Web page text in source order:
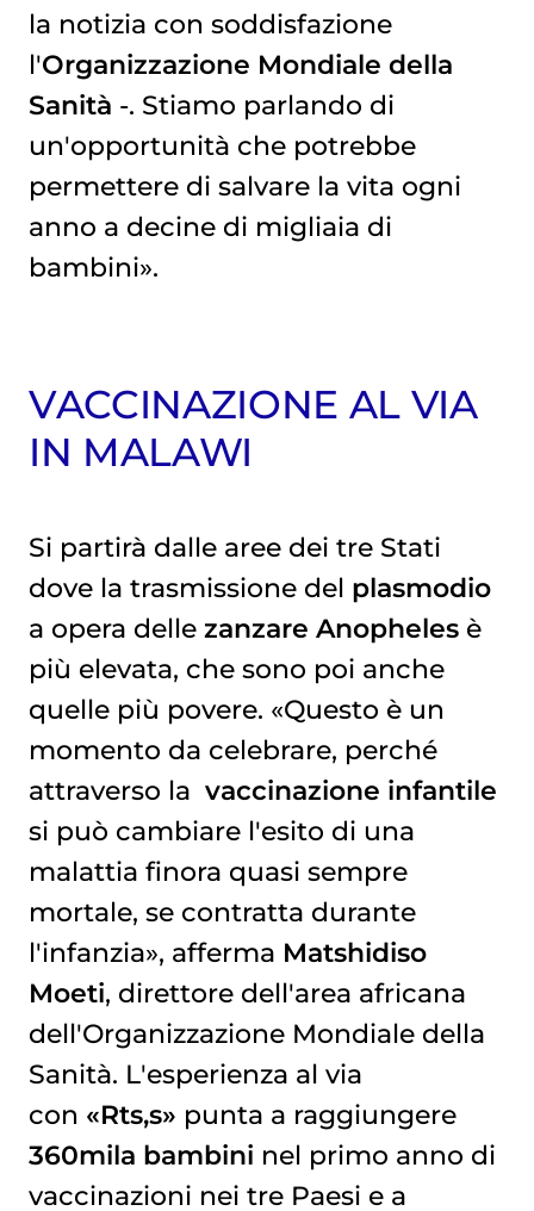
la notizia con soddisfazione
l'Organizzazione Mondiale della
Sanità -. Stiamo parlando di
un'opportunità che potrebbe
permettere di salvare la vita ogni
anno a decine di migliaia di
bambini».
VACCINAZIONE AL VIA
IN MALAWI
Si partirà dalle aree dei tre Stati
dove la trasmissione del plasmodio
a opera delle zanzare Anophelesè
più elevata, che sono poi anche
quelle più povere. «Questo è un
momento da celebrare, perché
attraverso la vaccinazione infantile
si può cambiare l'esito di una
malattia finora quasi sempre
mortale, se contratta durante
l'infanzia», afferma Matshidiso
Moeti, direttore dell'area africana
dell'Organizzazione Mondiale della
Sanità. L'esperienza al via
con «Rts,s» punta a raggiungere
360mila bambini nel primo anno di
vaccinazioni nei tre Paesi e a